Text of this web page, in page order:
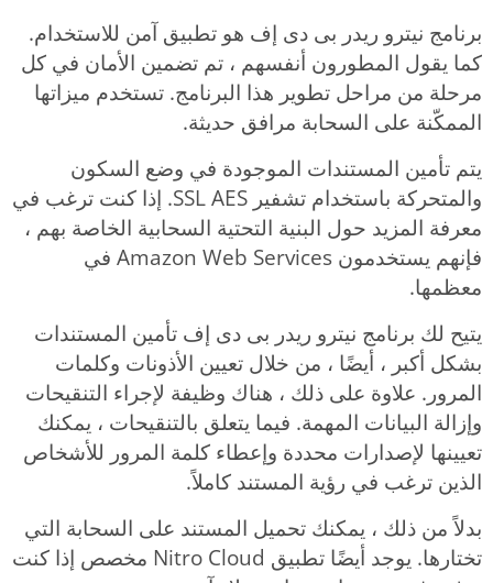
برنامج نيترو ريدر بى دى إف هو تطبيق آمن للاستخدام.
كما يقول المطورون أنفسهم ، تم تضمين الأمان في كل
مرحلة من مراحل تطوير هذا البرنامج. تستخدم ميزاتها
الممكّنة على السحابة مرافق حديثة.
يتم تأمين المستندات الموجودة في وضع السكون
والمتحركة باستخدام تشفير SSL AES. إذا كنت ترغب في
معرفة المزيد حول البنية التحتية السحابية الخاصة بهم ،
فإنهم يستخدمون Amazon Web Services في
معظمها.
يتيح لك برنامج نيترو ريدر بى دى إف تأمين المستندات
بشكل أكبر ، أيضًا ، من خلال تعيين الأذونات وكلمات
المرور. علاوة على ذلك ، هناك وظيفة لإجراء التنقيحات
وإزالة البيانات المهمة. فيما يتعلق بالتنقيحات ، يمكنك
تعيينها لإصدارات محددة وإعطاء كلمة المرور للأشخاص
الذين ترغب في رؤية المستند كاملاً.
بدلاً من ذلك ، يمكنك تحميل المستند على السحابة التي
تختارها. يوجد أيضًا تطبيق Nitro Cloud مخصص إذا كنت